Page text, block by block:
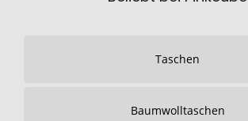
Taschen
Baumwolltaschen